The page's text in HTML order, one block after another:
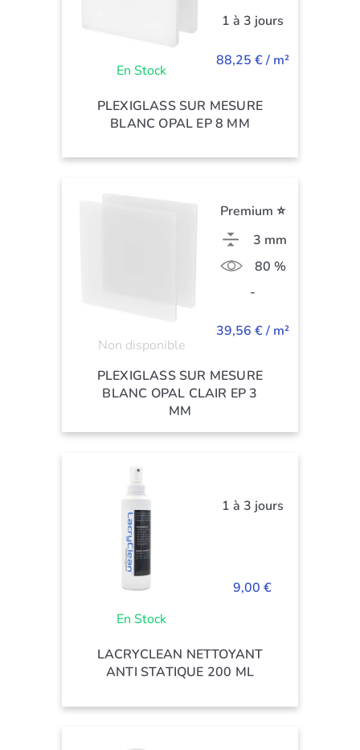
En Stock
1 à 3 jours
88,25 € / m²
PLEXIGLASS SUR MESURE
BLANC OPAL EP 8 MM
Non disponible
Premium ⭐
3 mm
80 %
-
39,56 € / m²
PLEXIGLASS SUR MESURE
BLANC OPAL CLAIR EP 3
MM
En Stock
1 à 3 jours
9,00 €
LACRYCLEAN NETTOYANT
ANTI STATIQUE 200 ML